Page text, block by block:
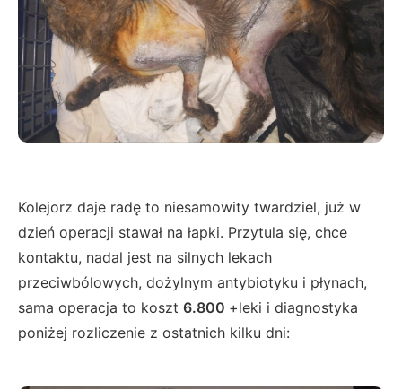
Kolejorz daje radę to niesamowity twardziel, już w
dzień operacji stawał na łapki. Przytula się, chce
kontaktu, nadal jest na silnych lekach
przeciwbólowych, dożylnym antybiotyku i płynach,
sama operacja to koszt 6.800 +leki i diagnostyka
poniżej rozliczenie z ostatnich kilku dni: